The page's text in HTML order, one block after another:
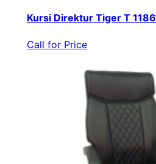
Kursi Direktur Tiger T 1186
Call for Price